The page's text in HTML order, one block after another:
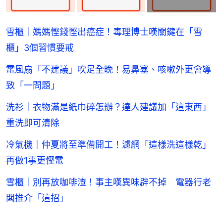
雪櫃｜媽媽慳錢慳出癌症！毒理博士嘆關鍵在「雪
櫃」3個習慣要戒
電風扇「不建議」吹足全晚！易鼻塞、咳嗽外更會導
致「一問題」
洗衫｜衣物滿是紙巾碎怎辦？達人建議加「這東西」
重洗即可清除
冷氣機｜仲夏將至準備開工！濾網「這樣洗這樣乾」
再做1事更慳電
雪櫃｜別再放咖啡渣！事主嘆異味辟不掉 電器行老
闆推介「這招」